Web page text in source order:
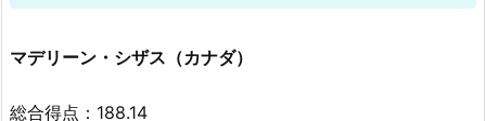
マデリーン・シザス（カナダ）
総合得点：188.14